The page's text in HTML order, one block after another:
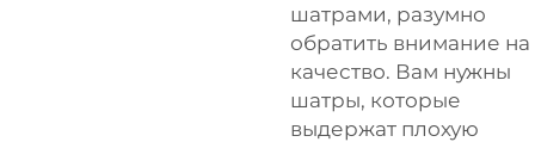
шатрами, разумно
обратить внимание на
качество. Вам нужны
шатры, которые
выдержат плохую